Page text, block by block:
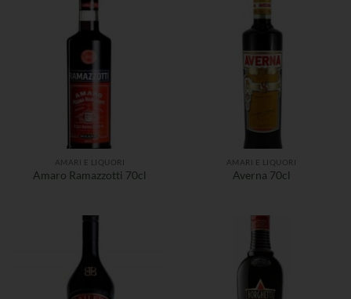
AMARI E LIQUORI
Amaro Ramazzotti 70cl
AMARI E LIQUORI
Averna 70cl